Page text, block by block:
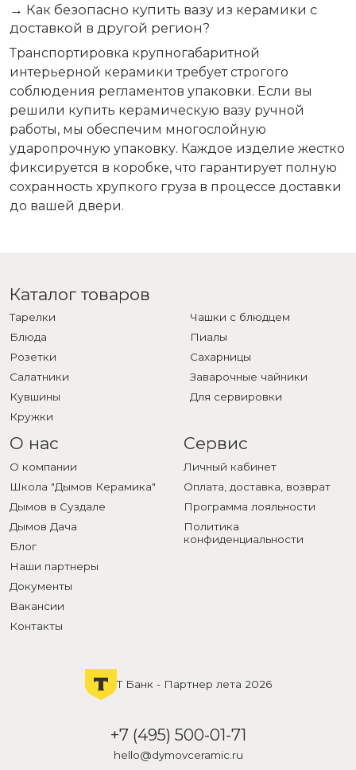
→ Как безопасно купить вазу из керамики с
доставкой в другой регион?
Транспортировка крупногабаритной
интерьерной керамики требует строгого
соблюдения регламентов упаковки. Если вы
решили купить керамическую вазу ручной
работы, мы обеспечим многослойную
ударопрочную упаковку. Каждое изделие жестко
фиксируется в коробке, что гарантирует полную
сохранность хрупкого груза в процессе доставки
до вашей двери.
Каталог товаров
Тарелки
Блюда
Розетки
Салатники
Кувшины
Кружки
Чашки с блюдцем
Пиалы
Сахарницы
Заварочные чайники
Для сервировки
О нас
О компании
Школа "Дымов Керамика"
Дымов в Суздале
Дымов Дача
Блог
Наши партнеры
Документы
Вакансии
Контакты
Сервис
Личный кабинет
Оплата, доставка, возврат
Программа лояльности
Политика
конфиденциальности
Т Банк - Партнер лета 2026
+7 (495) 500-01-71
hello@dymovceramic.ru